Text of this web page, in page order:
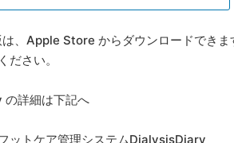
、Apple Store からダウンロードできま
ださい。
詳細は下記へ
ットケア管理システムDialysisDiary